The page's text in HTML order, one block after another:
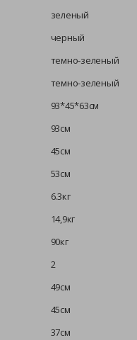
зеленый
черный
темно-зеленый
темно-зеленый
93*45*63см
93см
45см
53см
6.3кг
14,9кг
90кг
2
49см
45см
37см